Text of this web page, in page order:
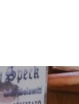
dernières
de